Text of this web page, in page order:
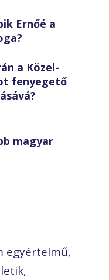
Ernőé a
a Közel-
fenyegető
magyar
egyértelmű,